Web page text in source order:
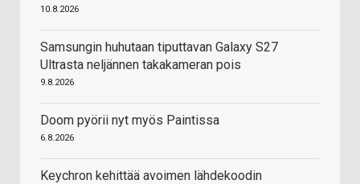
10.8.2026
Samsungin huhutaan tiputtavan Galaxy S27
Ultrasta neljännen takakameran pois
9.8.2026
Doom pyörii nyt myös Paintissa
6.8.2026
Keychron kehittää avoimen lähdekoodin